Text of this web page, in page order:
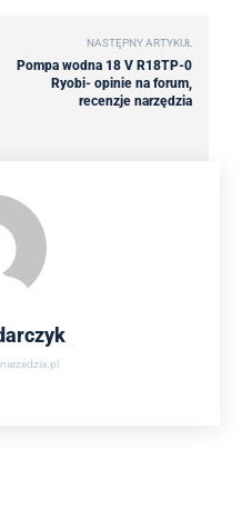
NASTĘPNY ARTYKUŁ
Pompa wodna 18 V R18TP-0
Ryobi- opinie na forum,
recenzje narzędzia